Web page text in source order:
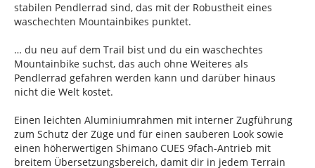
stabilen Pendlerrad sind, das mit der Robustheit eines
waschechten Mountainbikes punktet.
… du neu auf dem Trail bist und du ein waschechtes
Mountainbike suchst, das auch ohne Weiteres als
Pendlerrad gefahren werden kann und darüber hinaus
nicht die Welt kostet.
Einen leichten Aluminiumrahmen mit interner Zugführung
zum Schutz der Züge und für einen sauberen Look sowie
einen höherwertigen Shimano CUES 9fach-Antrieb mit
breitem Übersetzungsbereich, damit dir in jedem Terrain